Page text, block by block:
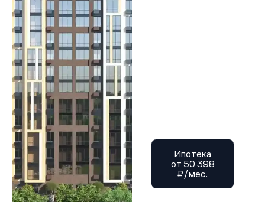
Ипотека
от 50 398
₽/мес.